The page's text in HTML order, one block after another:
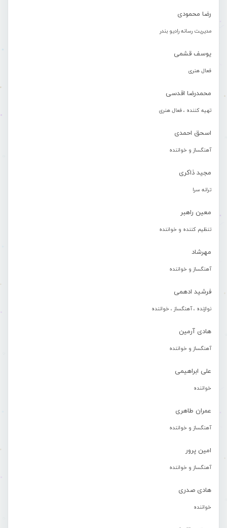
رضا محمودی
مدیریت رسانه رادیو بندر
یوسف قشمی
فعال هنری
محمدرضا اقدسی
تهیه کننده ، فعال هنری
اسحق احمدی
آهنگساز و خواننده
مجید ذاکری
ترانه سرا
معین راهبر
تنظیم کننده و خواننده
مهرشاد
آهنگساز و خواننده
فرشید ادهمی
نوازنده ، آهنگساز ، خواننده
هادی آرمین
آهنگساز و خواننده
علی ابراهیمی
خواننده
عمران طاهری
آهنگساز و خواننده
امین پرور
آهنگساز و خواننده
هادی صدری
خواننده